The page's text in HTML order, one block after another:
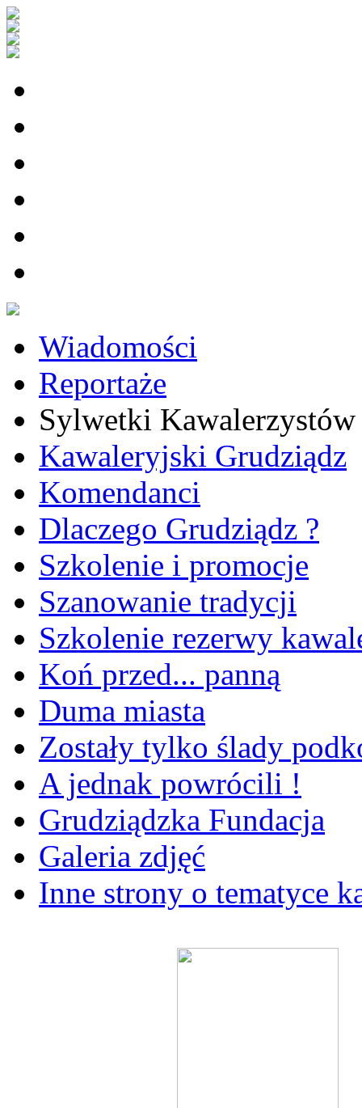
Wiadomości
Reportaże
Sylwetki Kawalerzystów
Kawaleryjski Grudziądz
Komendanci
Dlaczego Grudziądz ?
Szkolenie i promocje
Szanowanie tradycji
Szkolenie rezerwy
Koń przed... panną
Duma miasta
Zostały tylko ślady
A jednak powrócili !
Grudziądzka Fundacja
Galeria zdjęć
Inne strony o tematyce